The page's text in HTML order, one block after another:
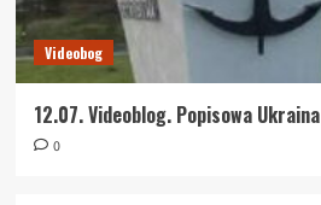
Videobog
12.07. Videoblog. Popisowa Ukraina
0